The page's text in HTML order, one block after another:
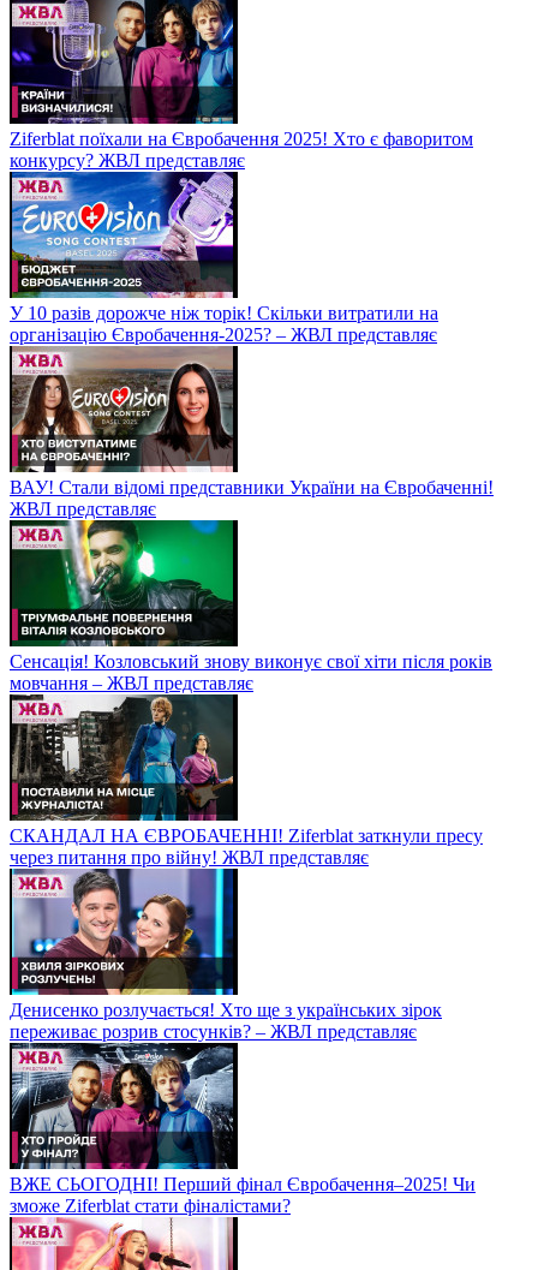
Ziferblat поїхали на Євробачення 2025! Хто є фаворитом
конкурсу? ЖВЛ представляє
У 10 разів дорожче ніж торік! Скільки витратили на
організацію Євробачення-2025? – ЖВЛ представляє
ВАУ! Стали відомі представники України на Євробаченні!
ЖВЛ представляє
Сенсація! Козловський знову виконує свої хіти після років
мовчання – ЖВЛ представляє
СКАНДАЛ НА ЄВРОБАЧЕННІ! Ziferblat заткнули пресу
через питання про війну! ЖВЛ представляє
Денисенко розлучається! Хто ще з українських зірок
переживає розрив стосунків? – ЖВЛ представляє
ВЖЕ СЬОГОДНІ! Перший фінал Євробачення–2025! Чи
зможе Ziferblat стати фіналістами?